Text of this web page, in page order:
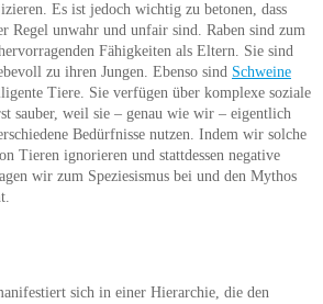
Es ist jedoch wichtig zu betonen, dass
Regel unwahr und unfair sind. Raben sind zum
Fähigkeiten als Eltern. Sie sind
zu ihren Jungen. Ebenso sind Schweine
Tiere. Sie verfügen über komplexe soziale
sauber, weil sie – genau wie wir – eigentlich
Bedürfnisse nutzen. Indem wir solche
Tieren ignorieren und stattdessen negative
wir zum Speziesismus bei und den Mythos
sich in einer Hierarchie, die den